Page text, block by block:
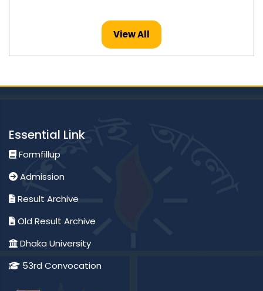
View All
Essential Link
Formfillup
Admission
Result Archive
Old Result Archive
Dhaka University
53rd Convocation